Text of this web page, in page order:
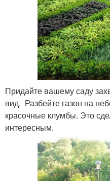
Придайте вашему саду
вид. Разбейте газон на
красочные клумбы. Это
интересным.